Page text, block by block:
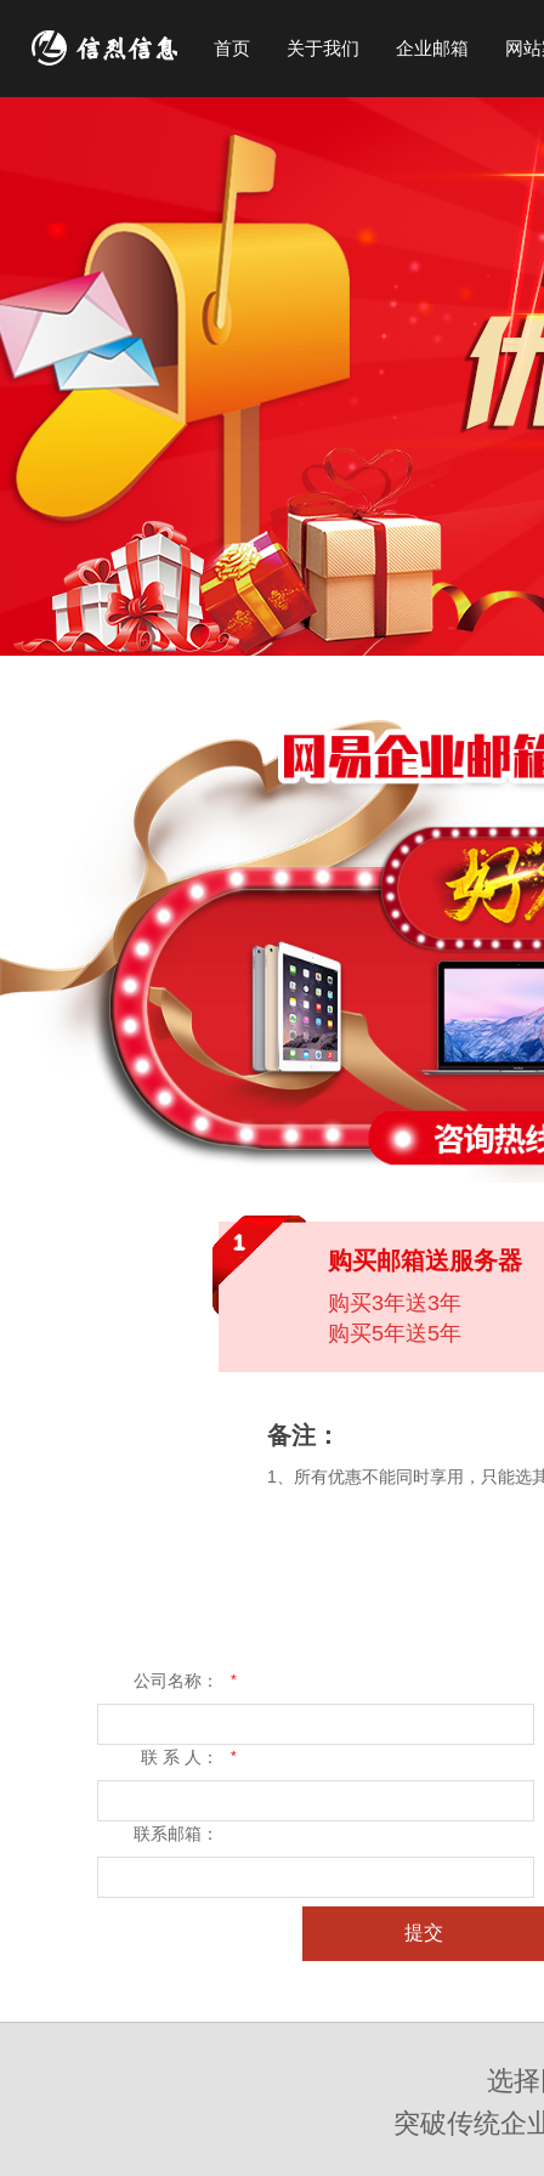
首页 关于我们 企业邮箱 网
1
购买邮箱送服务器
购买3年送3年
购买5年送5年
备注：
1、所有优惠不能同时享用，只能选
公司名称： *
联 系 人： *
联系邮箱：
提交
选
突破传统企